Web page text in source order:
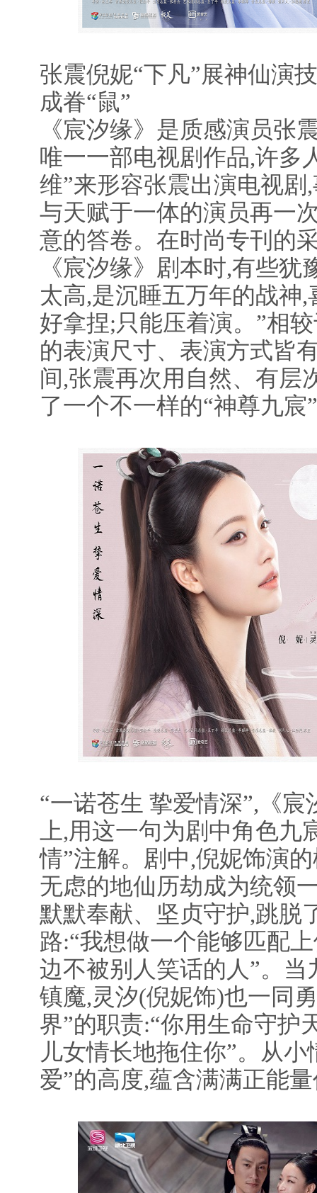
张震倪妮“下凡”展神仙演
成眷“鼠”
《宸汐缘》是质感演员张
唯一一部电视剧作品,许多
维”来形容张震出演电视
与天赋于一体的演员再一
意的答卷。在时尚专刊的
《宸汐缘》剧本时,有些
太高,是沉睡五万年的战神
好拿捏;只能压着演。”相
的表演尺寸、表演方式皆
间,张震再次用自然、有层
了一个不一样的“神尊九宸
“一诺苍生 挚爱情深”,《
上,用这一句为剧中角色九
情”注解。剧中,倪妮饰演
无虑的地仙历劫成为统领
默默奉献、坚贞守护,跳脱
路:“我想做一个能够匹配
边不被别人笑话的人”。
镇魔,灵汐(倪妮饰)也一同
界”的职责:“你用生命守护
儿女情长地拖住你”。从
爱”的高度,蕴含满满正能